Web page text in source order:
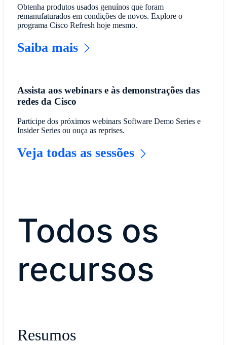
Obtenha produtos usados genuínos que foram
remanufaturados em condições de novos. Explore o
programa Cisco Refresh hoje mesmo.
Saiba mais
Assista aos webinars e às demonstrações das
redes da Cisco
Participe dos próximos webinars Software Demo Series e
Insider Series ou ouça as reprises.
Veja todas as sessões
Todos os
recursos
Resumos